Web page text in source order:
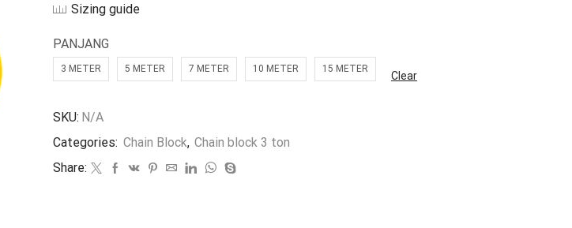
Sizing guide
PANJANG
3 METER 5 METER 7 METER 10 METER 15 METER
Clear
SKU: N/A
Categories: Chain Block, Chain block 3 ton
Share: